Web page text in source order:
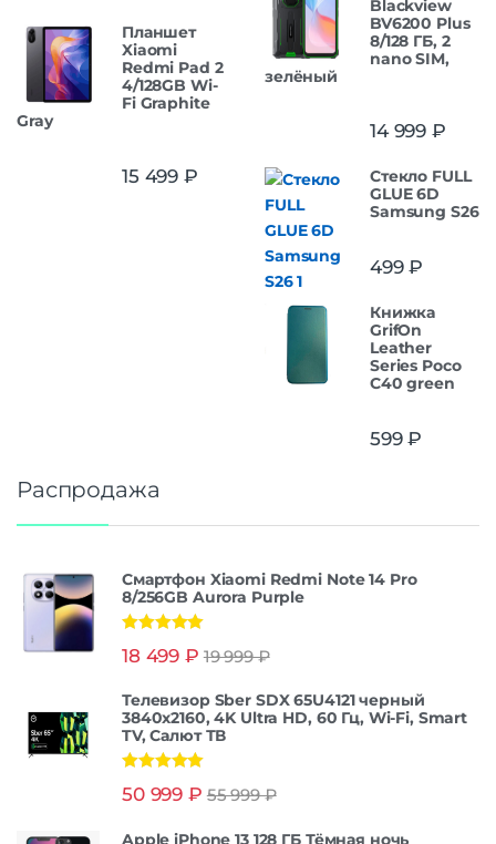
Планшет
Xiaomi
Redmi Pad 2
4/128GB Wi-
Fi Graphite
Gray
15 499 ₽
Blackview
BV6200 Plus
8/128 ГБ, 2
nano SIM,
зелёный
14 999 ₽
Стекло FULL
GLUE 6D
Samsung S26
499₽
Книжка
GrifOn
Leather
Series Poco
C40 green
599₽
Распродажа
Смартфон Xiaomi Redmi Note 14 Pro
8/256GB Aurora Purple
из 5
18 499 ₽ 19 999₽
Телевизор Sber SDX 65U4121 черный
3840x2160, 4K Ultra HD, 60 Гц, Wi-Fi, Smart
TV, Салют ТВ
из 5
50 999 ₽ 55 999₽
Apple iPhone 13 128 ГБ Тёмная ночь